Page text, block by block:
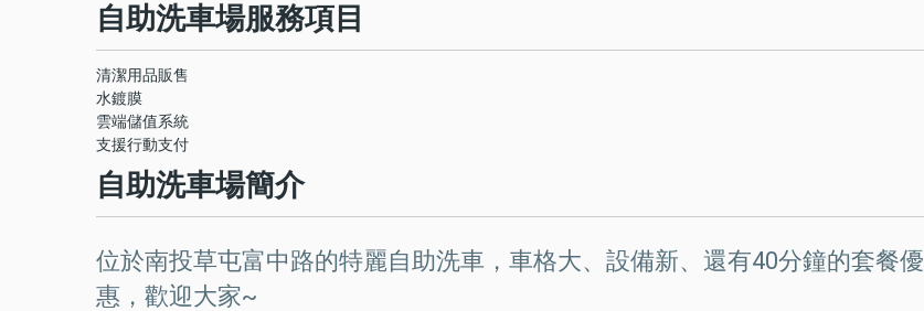
自助洗車場服務項目
清潔用品販售
水鍍膜
雲端儲值系統
支援行動支付
自助洗車場簡介
位於南投草屯富中路的特麗自助洗車，車格大、設備新、還有40分鐘的套餐優
惠，歡迎大家~